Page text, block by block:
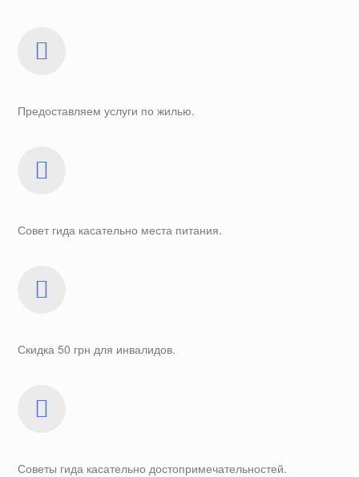
Предоставляем услуги по жилью.
Совет гида касательно места питания.
Скидка 50 грн для инвалидов.
Советы гида касательно достопримечательностей.